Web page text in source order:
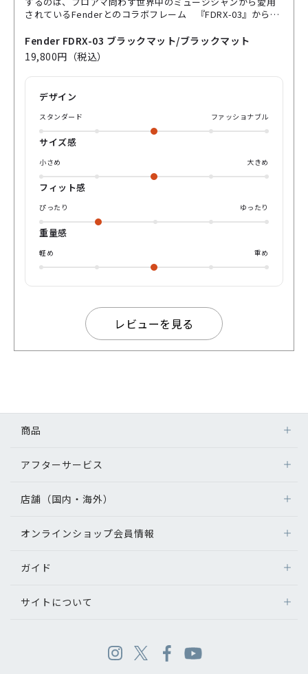
されているFenderとのコラボフレーム 『FDRX-03』から
タルリムも艶消しの黒で揃えロックな雰囲気を出しつつも、
デイリーユースでしっかり使えるよう仕上がってます✌️ レン
ズサイズも51・テンプルの長さも147ミリと、余裕のあるゆっ
たりとしたデザイン。 女性はもちろん男性でもしっかり掛け
Fender FDRX-03 ブラックマット/ブラックマット
19,800円（税込）
デザイン
スタンダード ファッショナブル
サイズ感
小さめ 大きめ
フィット感
ぴったり ゆったり
重量感
軽め 重め
レビューを見る
商品
アフターサービス
店舗（国内・海外）
オンラインショップ会員情報
ガイド
サイトについて